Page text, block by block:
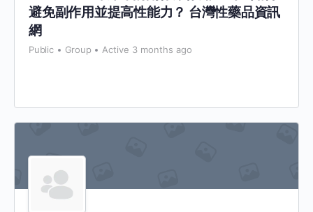
避免副作用並提高性能力？ 台灣性藥品資訊
網
Public Group Active 3 months ago